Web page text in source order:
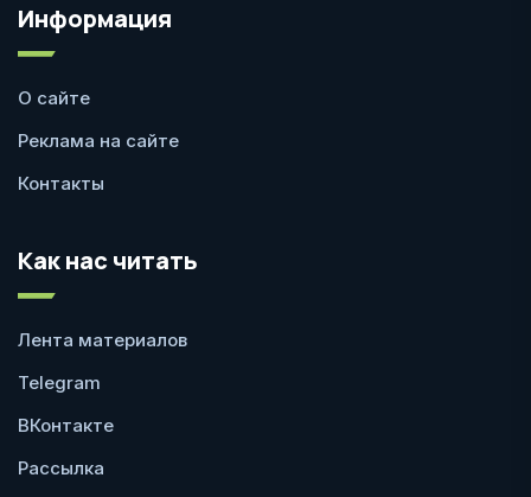
Информация
О сайте
Реклама на сайте
Контакты
Как нас читать
Лента материалов
Telegram
ВКонтакте
Рассылка